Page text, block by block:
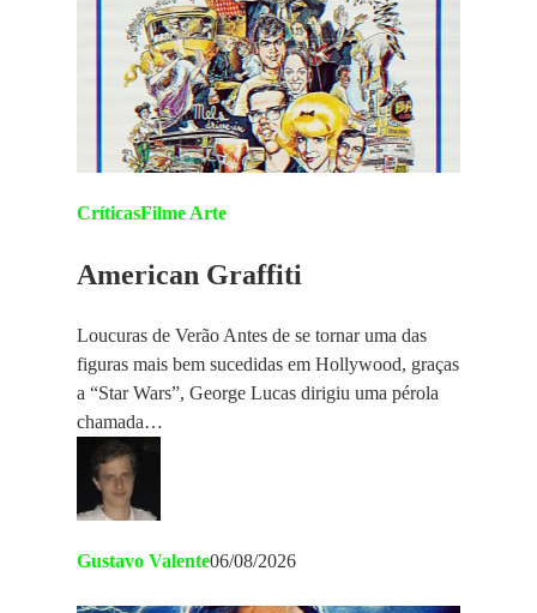
CríticasFilme Arte
American Graffiti
Loucuras de Verão Antes de se tornar uma das
figuras mais bem sucedidas em Hollywood, graças
a “Star Wars”, George Lucas dirigiu uma pérola
chamada…
Gustavo Valente06/08/2026